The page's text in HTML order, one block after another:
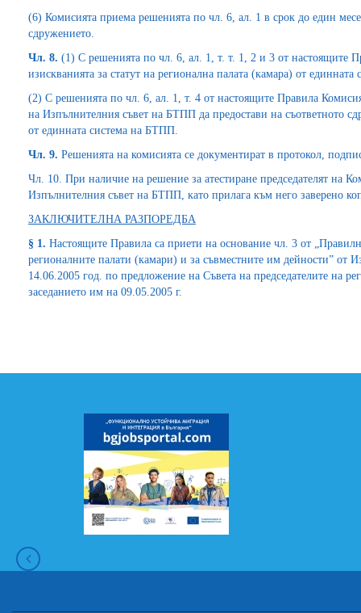
(6) Комисията приема решенията по чл. 6, ал. 1 в срок до един
сдружението.
Чл. 8. (1) С решенията по чл. 6, ал. 1, т. т. 1, 2 и 3 от настоящите
изискванията за статут на регионална палата (камара) от
(2) С решенията по чл. 6, ал. 1, т. 4 от настоящите Правила
на Изпълнителния съвет на БТПП да предостави на съответното
от единната система на БТПП.
Чл. 9. Решенията на комисията се документират в протокол,
Чл. 10. При наличие на решение за атестиране председателят на
Изпълнителния съвет на БТПП, като прилага към него заверено
ЗАКЛЮЧИТЕЛНА РАЗПОРЕДБА
§ 1. Настоящите Правила са приети на основание чл. 3 от
регионалните палати (камари) и за съвместните им дейности” от
14.06.2005 год. по предложение на Съвета на председателите на
заседанието им на 09.05.2005 г.